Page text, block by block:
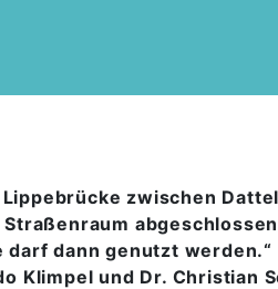
zwischen
dann genutzt werden.“
Klimpel und Dr. Christian